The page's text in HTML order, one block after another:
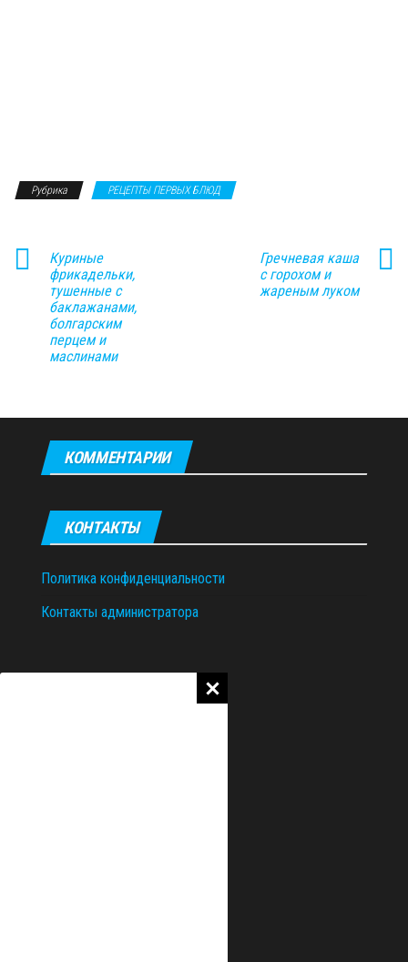
Рубрика РЕЦЕПТЫ ПЕРВЫХ БЛЮД
Куриные
фрикадельки,
тушенные с
баклажанами,
болгарским
перцем и
маслинами
Гречневая каша
с горохом и
жареным луком
КОММЕНТАРИИ
КОНТАКТЫ
Политика конфиденциальности
Контакты администратора